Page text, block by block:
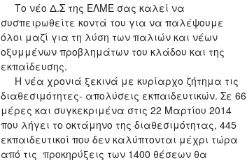
Το νέο Δ.Σ της ΕΛΜΕ σας καλεί να
συσπειρωθείτε κοντά του για να παλέψουμε
όλοι μαζί για τη λύση των παλιών και νέων
οξυμμένων προβλημάτων του κλάδου και της
εκπαίδευσης.
Η νέα χρονιά ξεκινά με κυρίαρχο ζήτημα τις
διαθεσιμότητες- απολύσεις εκπαιδευτικών. Σε 66
μέρες και συγκεκριμένα στις 22 Μαρτίου 2014
που λήγει το οκτάμηνο της διαθεσιμότητας, 445
εκπαιδευτικοί που δεν καλύπτονται μέχρι τώρα
από τις προκηρύξεις των 1400 θέσεων θα